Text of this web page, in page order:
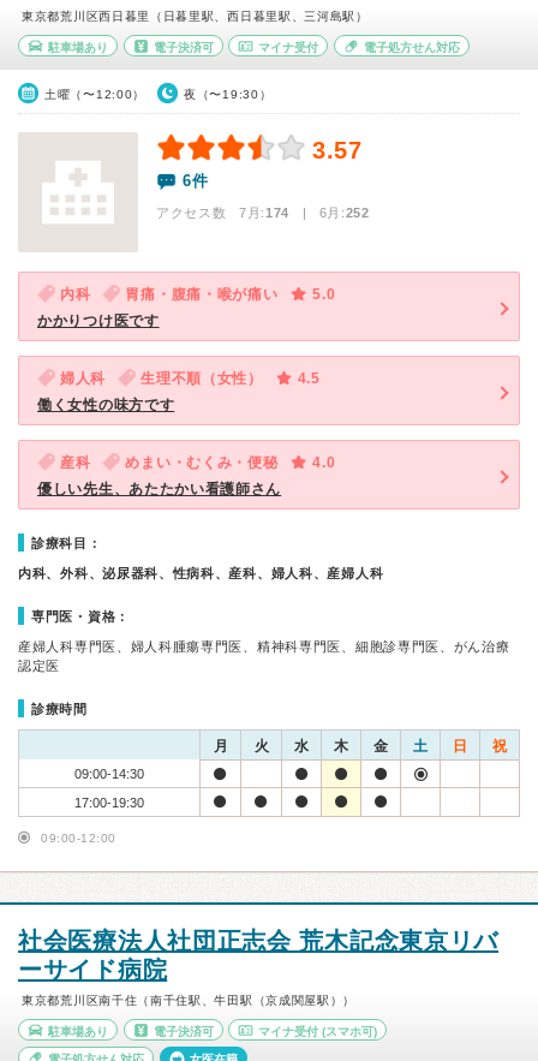
東京都荒川区西日暮里（日暮里駅、西日暮里駅、三河島駅）
駐車場あり 電子決済可 マイナ受付 電子処方せん対応
土曜（〜12:00） 夜（〜19:30）
3.57
6件
アクセス数 7月:174 | 6月:252
内科 胃痛・腹痛・喉が痛い
5.0
かかりつけ医です
婦人科 生理不順（女性）
4.5
働く女性の味方です
産科 めまい・むくみ・便秘
4.0
優しい先生、あたたかい看護師さん
診療科目：
内科、外科、泌尿器科、性病科、産科、婦人科、産婦人科
専門医・資格：
産婦人科専門医、婦人科腫瘍専門医、精神科専門医、細胞診専門医、がん治療
認定医
診療時間
月 火 水 木 金 土 日 祝
09:00-14:30
17:00-19:30
09:00-12:00
社会医療法人社団正志会 荒木記念東京リバ
ーサイド病院
東京都荒川区南千住（南千住駅、牛田駅（京成関屋駅））
駐車場あり 電子決済可 マイナ受付 (スマホ可)